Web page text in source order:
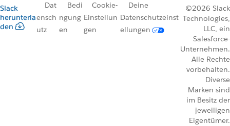
Slack
herunterla
den
Dat
ensch
utz
Bedi
ngung
en
Cookie-
Einstellun
gen
Deine
Datenschutzeinst
ellungen
©2026 Slack
Technologies,
LLC, ein
Salesforce-
Unternehmen.
Alle Rechte
vorbehalten.
Diverse
Marken sind
im Besitz der
jeweiligen
Eigentümer.